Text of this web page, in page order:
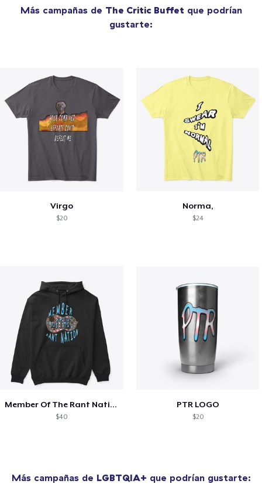
Más campañas de The Critic Buffet que podrían
gustarte:
Virgo
$20
Norma,
$24
Member Of The Rant Nation
$40
PTR LOGO
$20
Más campañas de LGBTQIA+ que podrían gustarte: